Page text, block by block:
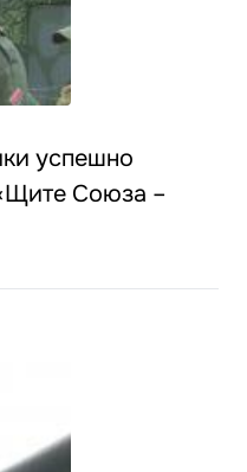
успешно
Союза –